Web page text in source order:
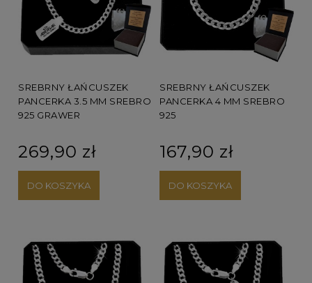
SREBRNY ŁAŃCUSZEK
PANCERKA 3.5 MM SREBRO
925 GRAWER
269,90 zł
DO KOSZYKA
SREBRNY ŁAŃCUSZEK
PANCERKA 4 MM SREBRO
925
167,90 zł
DO KOSZYKA